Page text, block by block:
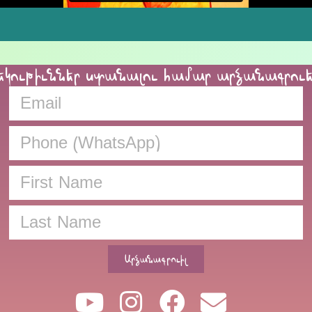
ստանալու համար
Արձանագրուիլ